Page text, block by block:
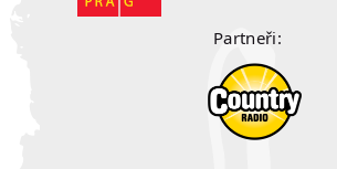
Partneři: